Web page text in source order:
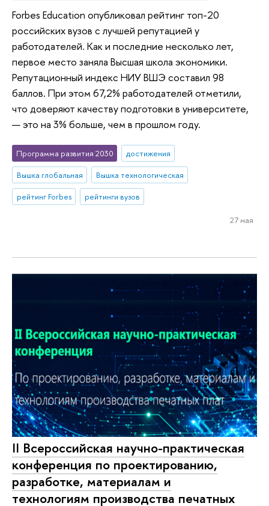
Forbes Education опубликовал рейтинг топ-20
российских вузов с лучшей репутацией у
работодателей. Как и последние несколько лет,
первое место заняла Высшая школа экономики.
Репутационный индекс НИУ ВШЭ составил 98
баллов. При этом 67,2% работодателей отметили,
что доверяют качеству подготовки в университете,
— это на 3% больше, чем в прошлом году.
Программа развития 2030
достижения
Вышка глобальная
Вышка технологическая
рейтинг Forbes
рейтинги вузов
27 мая
II Bсероссийская научно-практическая
конференция по проектированию,
разработке, материалам и
технологиям производства печатных